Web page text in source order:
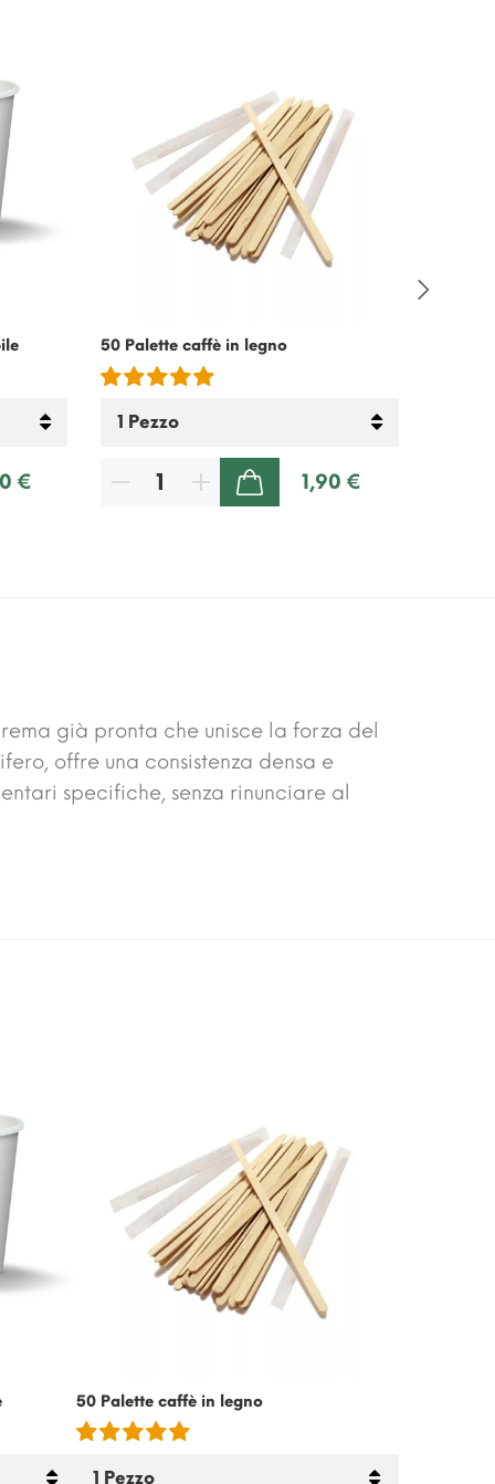
€
50 Palette caffè in legno
1,90 €
già pronta che unisce la forza del
offre una consistenza densa e
specifiche, senza rinunciare al
50 Palette caffè in legno